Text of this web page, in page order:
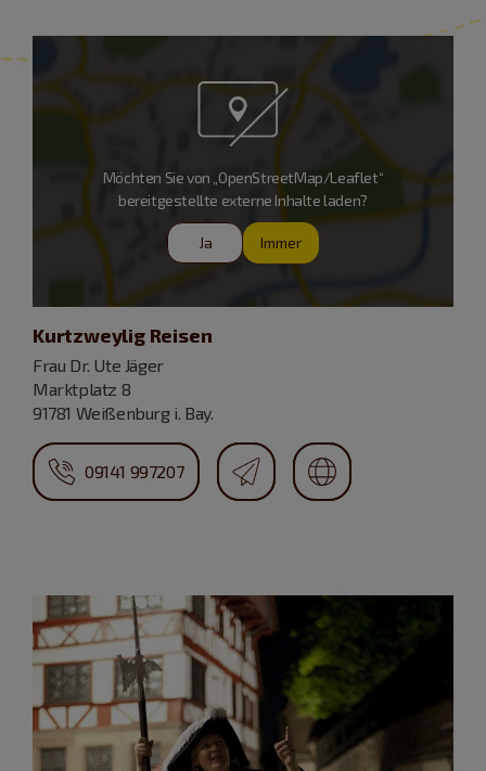
Möchten Sie von „OpenStreetMap/Leaflet“
bereitgestellte externe Inhalte laden?
Ja Immer
Kurtzweylig Reisen
Frau Dr. Ute Jäger
Marktplatz 8
91781 Weißenburg i. Bay.
09141 997207